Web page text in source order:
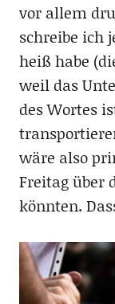
vor allem
schreibe ich
heiß habe
weil das
des Wortes
wäre also
Freitag über
könnten.